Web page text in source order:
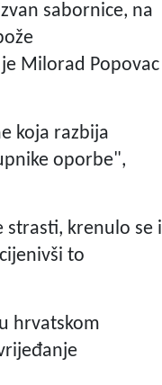
sabornice, na
Milorad Popovac
koja razbija
oporbe",
strasti, krenulo se i
to
hrvatskom